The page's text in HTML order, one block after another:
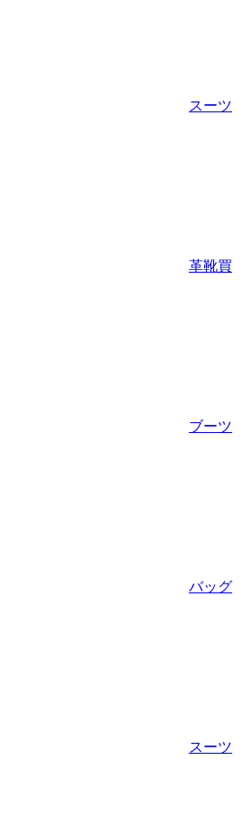
スーツ
革靴買
ブーツ
バッグ
スーツ